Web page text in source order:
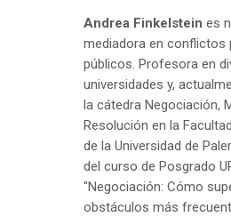
Andrea Finkelstein es
mediadora en conflictos
públicos. Profesora en
universidades y,
la cátedra Negociación,
Resolución en la
de la Universidad de
del curso de Posgrado
"Negociación: Cómo
obstáculos más